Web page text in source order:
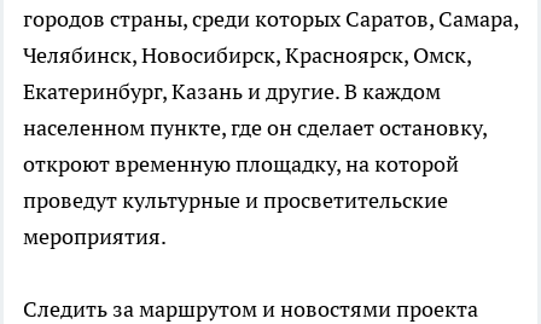
городов страны, среди которых Саратов, Самара,
Челябинск, Новосибирск, Красноярск, Омск,
Екатеринбург, Казань и другие. В каждом
населенном пункте, где он сделает остановку,
откроют временную площадку, на которой
проведут культурные и просветительские
мероприятия.
Следить за маршрутом и новостями проекта